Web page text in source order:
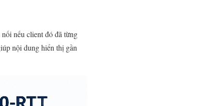
nếu client đó đã từng
nội dung hiển thị gần